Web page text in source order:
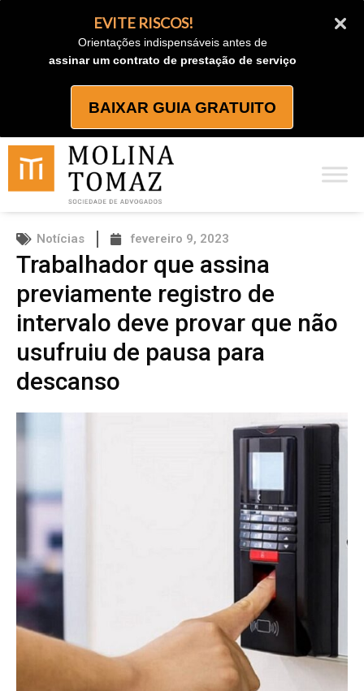
EVITE RISCOS!
Orientações indispensáveis antes de
assinar um contrato de prestação de serviço
BAIXAR GUIA GRATUITO
Notícias fevereiro 9, 2023
Trabalhador que assina
previamente registro de
intervalo deve provar que não
usufruiu de pausa para
descanso